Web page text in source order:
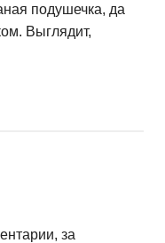
подушечка, да
Выглядит,
за